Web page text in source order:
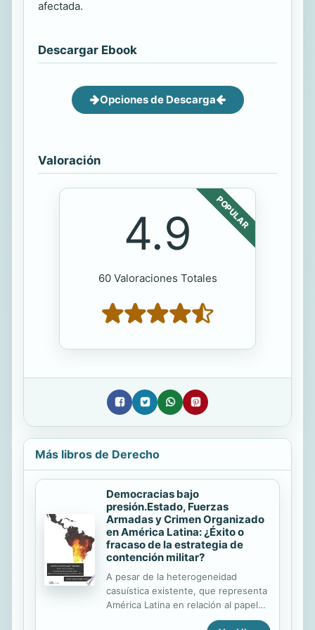
afectada.
Descargar Ebook
Opciones de Descarga
Valoración
POPULAR
4.9
60 Valoraciones Totales
Más libros de Derecho
Democracias bajo
presión.Estado, Fuerzas
Armadas y Crimen Organizado
en América Latina: ¿Éxito o
fracaso de la estrategia de
contención militar?
A pesar de la heterogeneidad
casuística existente, que representa
América Latina en relación al papel
desempeñado por las Fuerzas